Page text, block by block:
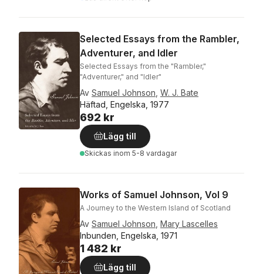
Selected Essays from the Rambler,
Adventurer, and Idler
Selected Essays from the "Rambler,"
"Adventurer," and "Idler"
Av Samuel Johnson W. J. Bate
Häftad, Engelska, 1977
692 kr
Lägg till
Skickas inom 5-8 vardagar
Works of Samuel Johnson, Vol 9
A Journey to the Western Island of Scotland
Av Samuel Johnson Mary Lascelles
Inbunden, Engelska, 1971
1 482 kr
Lägg till